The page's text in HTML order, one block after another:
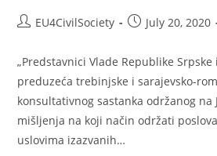
EU4CivilSociety July 20, 2020
„Predstavnici Vlade Republike
preduzeća trebinjske i sarajevsko-
konsultativnog sastanka održanog
mišljenja na koji način održati
uslovima izazvanih…